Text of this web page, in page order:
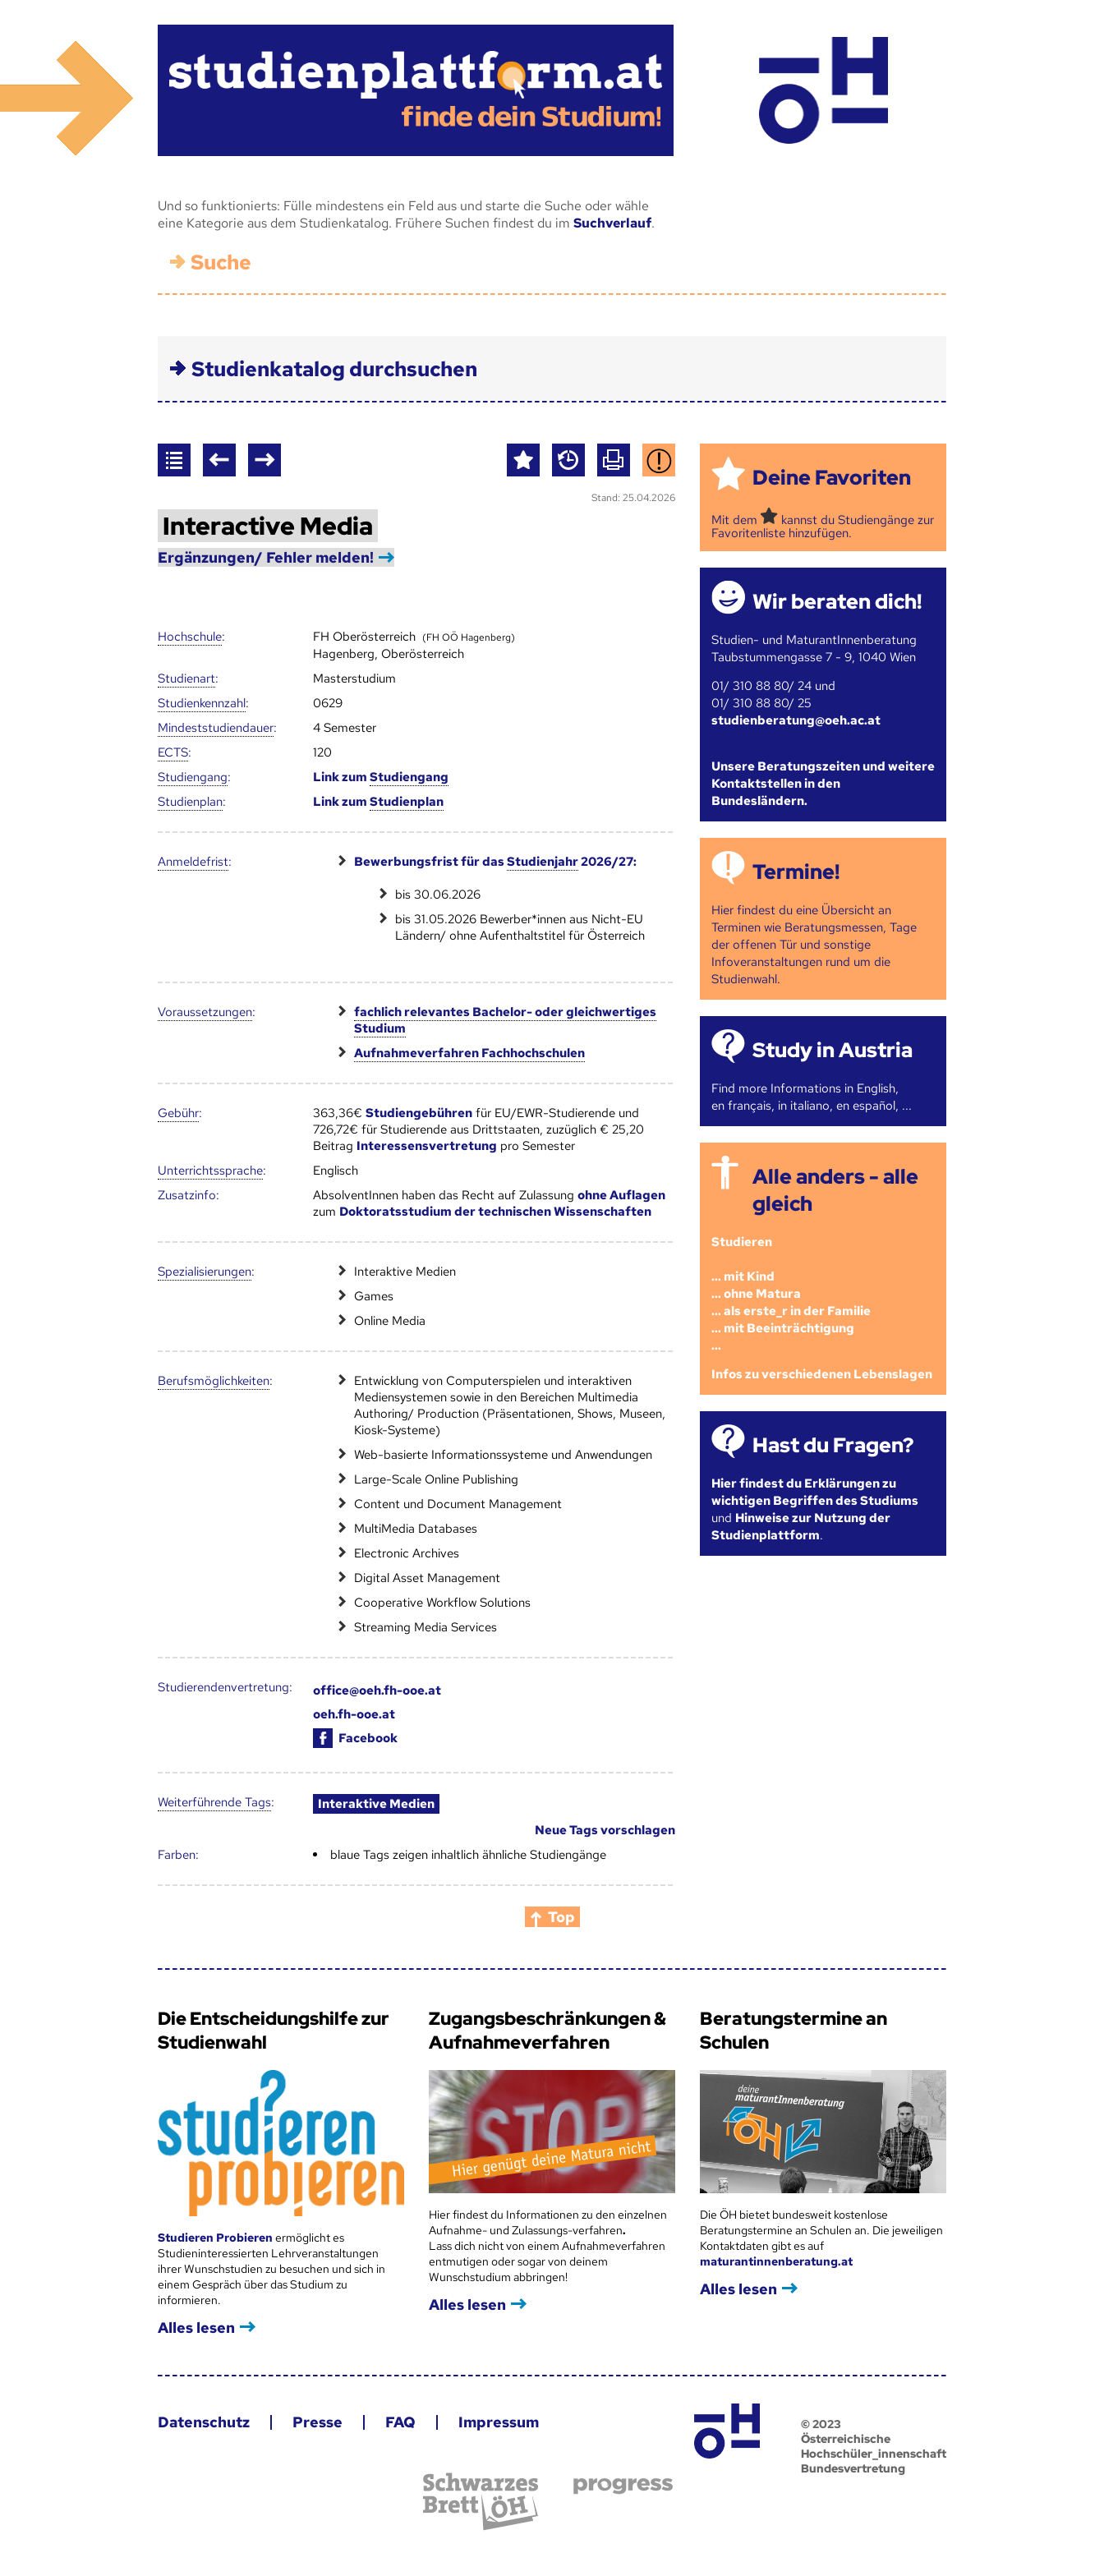
Und so funktionierts: Fülle mindestens ein Feld aus und starte die Suche oder wähle
eine Kategorie aus dem Studienkatalog. Frühere Suchen findest du im Suchverlauf.
Suche
Studienkatalog durchsuchen
Stand: 25.04.2026
Interactive Media
Ergänzungen/ Fehler melden!
Hoch­schule: FH Oberösterreich (FH OÖ Hagenberg)
Hagenberg, Oberösterreich
Studienart:
Masterstudium
Studien­kenn­zahl:
0629
Mindest­studien­dauer:
4 Semester
ECTS:
120
Studien­gang: Link zum Studien­gang
Studien­plan: Link zum Studien­plan
Anmelde­frist: Bewerbungsfrist für dasStudienjahr2026/27:
bis 30.06.2026
bis 31.05.2026 Bewerber*innen aus Nicht-EU
Ländern/ ohne Aufenthaltstitel für Österreich
Voraus­setzungen:
fachlich relevantes Bachelor- oder gleichwertiges
Studium
Aufnahmeverfahren Fachhochschulen
Gebühr: 363,36€ Studiengebührenfür EU/EWR-Studierende und
726,72€ für Studierende aus Drittstaaten, zuzüglich € 25,20
Beitrag Interessensvertretung pro Semester
Unter­richts­sprache:
Englisch
Zusatz­info:
AbsolventInnen haben das Recht auf Zulassung ohne Auflagen
zum Doktoratsstudium der technischen Wissenschaften
Speziali­sierungen:
Interaktive Medien
Games
Online Media
Berufs­möglich­keiten:
Entwicklung von Computerspielen und interaktiven
Mediensystemen sowie in den Bereichen Multimedia
Authoring/ Production (Präsentationen, Shows, Museen,
Kiosk-Systeme)
Web-basierte Informationssysteme und Anwendungen
Large-Scale Online Publishing
Content und Document Management
MultiMedia Databases
Electronic Archives
Digital Asset Management
Cooperative Workflow Solutions
Streaming Media Services
Studierendenvertretung:
office@oeh.fh-ooe.at
oeh.fh-ooe.at
Facebook
Weiter­führende Tags:
Interaktive Medien
Neue Tags vorschlagen
Farben:
blaue Tags zeigen inhaltlich ähnliche Studiengänge
Deine Favoriten
Mit dem
kannst du Studiengänge zur
Favoritenliste hinzufügen.
Wir beraten dich!
Studien- und MaturantInnenberatung
Taubstummengasse 7 - 9, 1040 Wien
01/ 310 88 80/ 24 und
01/ 310 88 80/ 25
studienberatung@oeh.ac.at
Unsere Beratungszeiten und weitere
Kontaktstellen in den
Bundesländern.
Termine!
Hier findest du eine Übersicht an
Terminen wie Beratungsmessen, Tage
der offenen Tür und sonstige
Infoveranstaltungen rund um die
Studienwahl.
Study in Austria
Find more Informations in English,
en français, in italiano, en español, ...
Alle anders - alle
gleich
Studieren
... mit Kind
... ohne Matura
... als erste_r in der Familie
... mit Beeinträchtigung
...
Infos zu verschiedenen Lebenslagen
Hast du Fragen?
Hier findest du Erklärungen zu
wichtigen Begriffen des Studiums
und Hinweise zur Nutzung der
Studienplattform.
Top
Die Entscheidungshilfe zur
Studienwahl
Studieren Probieren ermöglicht es
Studieninteressierten Lehrveranstaltungen
ihrer Wunschstudien zu besuchen und sich in
einem Gespräch über das Studium zu
informieren.
Alles lesen
Zugangsbeschränkungen &
Aufnahmeverfahren
Hier findest du Informationen zu den einzelnen
Aufnahme- und Zulassungs-verfahren.
Lass dich nicht von einem Aufnahmeverfahren
entmutigen oder sogar von deinem
Wunschstudium abbringen!
Alles lesen
Beratungstermine an
Schulen
Die ÖH bietet bundesweit kostenlose
Beratungstermine an Schulen an. Die jeweiligen
Kontaktdaten gibt es auf
maturantinnenberatung.at
Alles lesen
Datenschutz Presse FAQ Impressum
© 2023
Österreichische
Hochschüler_innenschaft
Bundesvertretung